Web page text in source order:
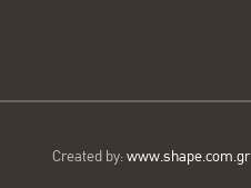
Created by:www.shape.com.gr